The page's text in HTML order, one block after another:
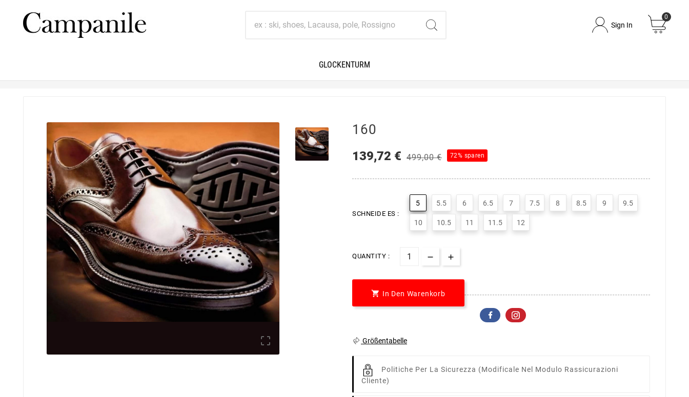
Sign In
0
GLOCKENTURM

160
139,72 € 499,00 € 72% sparen
SCHNEIDE ES :
5 5.5 6 6.5 7 7.5 8 8.5 9 9.5
10 10.5 11 11.5 12
QUANTITY :
 In Den Warenkorb
Größentabelle
Politiche Per La Sicurezza (modificale Nel Modulo Rassicurazioni
Cliente)